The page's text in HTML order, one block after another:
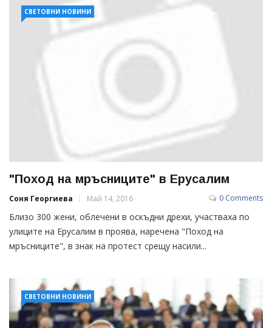
СВЕТОВНИ НОВИНИ
"Поход на мръсниците" в Ерусалим
Соня Георгиева Май 14, 2016 0 Comments
Близо 300 жени, облечени в оскъдни дрехи, участваха по
улиците на Ерусалим в проява, наречена "Поход на
мръсниците", в знак на протест срещу насили...
СВЕТОВНИ НОВИНИ